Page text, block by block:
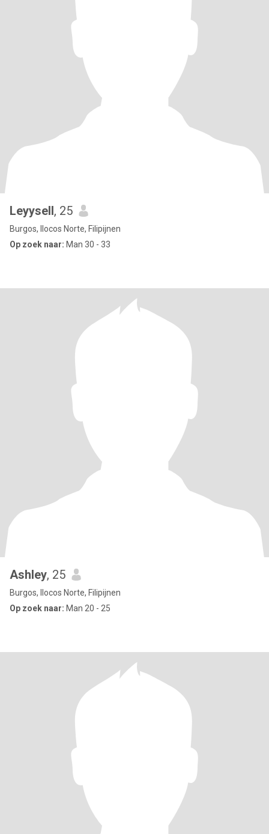
Leyysell, 25
Burgos, Ilocos Norte, Filipijnen
Op zoek naar: Man 30 - 33
Ashley, 25
Burgos, Ilocos Norte, Filipijnen
Op zoek naar: Man 20 - 25